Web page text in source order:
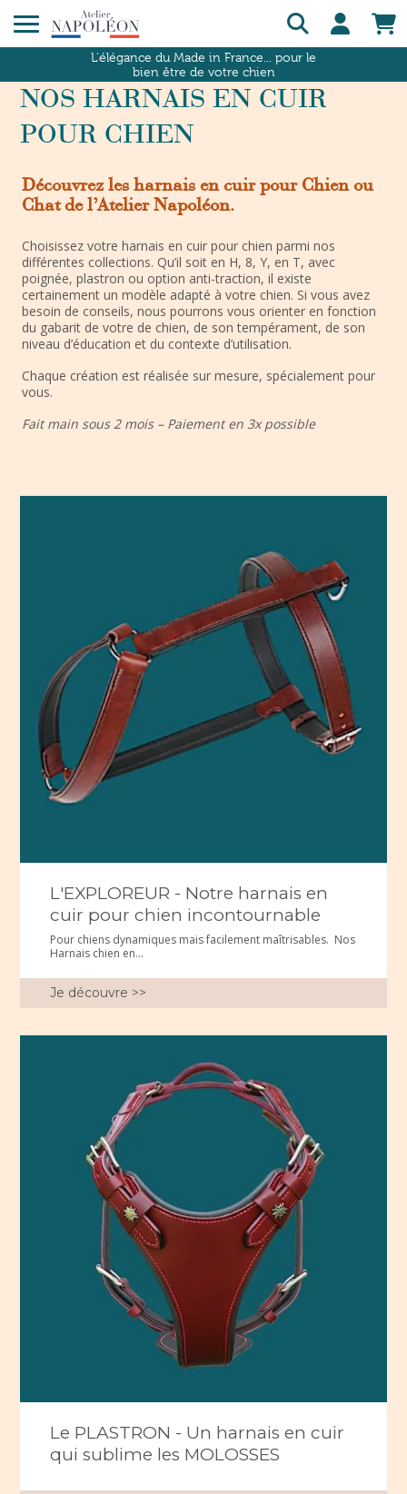
L'élégance du Made in France... pour le
bien être de votre chien
NOS HARNAIS EN CUIR
POUR CHIEN
Découvrez les harnais en cuir pour Chien ou
Chat de l’Atelier Napoléon.
Choisissez votre harnais en cuir pour chien parmi nos
différentes collections. Qu’il soit en H, 8, Y, en T, avec
poignée, plastron ou option anti-traction, il existe
certainement un modèle adapté à votre chien. Si vous avez
besoin de conseils, nous pourrons vous orienter en fonction
du gabarit de votre de chien, de son tempérament, de son
niveau d’éducation et du contexte d’utilisation.
Chaque création est réalisée sur mesure, spécialement pour
vous.
Fait main sous 2 mois – Paiement en 3x possible
L'EXPLOREUR - Notre harnais en
cuir pour chien incontournable
Pour chiens dynamiques mais facilement maîtrisables. Nos
Harnais chien en...
Je découvre >>
Le PLASTRON - Un harnais en cuir
qui sublime les MOLOSSES